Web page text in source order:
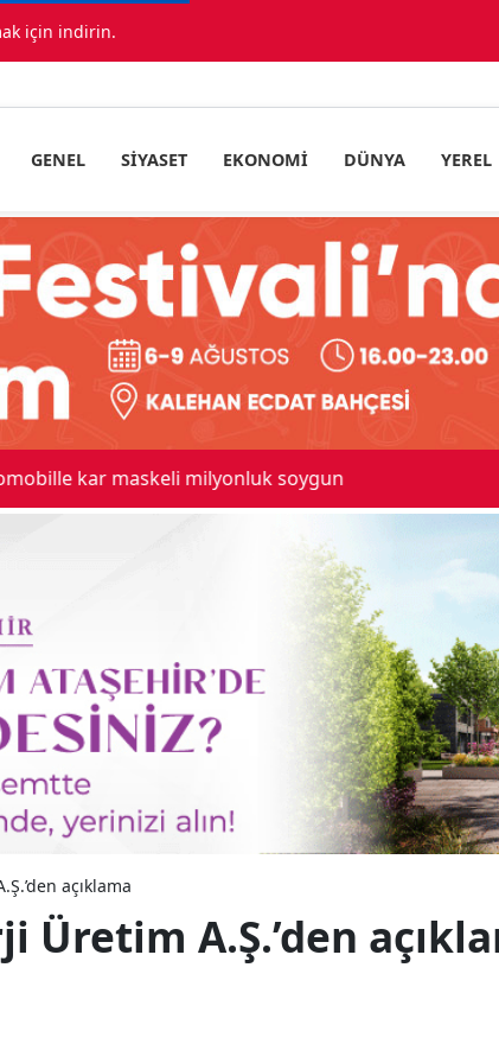
için indirin.
GENEL SIYASET EKONOMI DÜNYA YEREL
milyonluk soygun
açıklama
Üretim A.Ş.’den